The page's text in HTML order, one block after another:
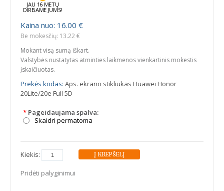
JAU 16 METŲ
DIRBAME JUMS!
Kaina nuo: 16.00 €
Be mokesčių: 13.22 €
Mokant visą sumą iškart.
Valstybės nustatytas atminties laikmenos vienkartinis mokestis
įskaičiuotas.
Prekės kodas: Aps. ekrano stikliukas Huawei Honor
20Lite/20e Full 5D
* Pageidaujama spalva:
Skaidri permatoma
Kiekis:
Pridėti palyginimui